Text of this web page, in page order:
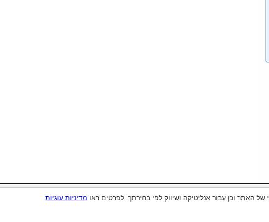
טלפון:055-2456562נייד: 055-2456562 ווטסאפ כתובת:ח.ד. 630, כפר ויתקין האתר וכן עבור אנליטיקה ושיווק לפי בחירתך. לפרטים ראו מדיניות עוגיות